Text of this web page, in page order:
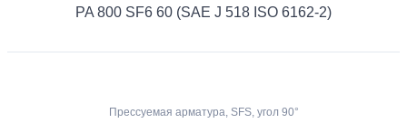
PA 800 SF6 60 (SAE J 518 ISO 6162-2)
Прессуемая арматура, SFS, угол 90°